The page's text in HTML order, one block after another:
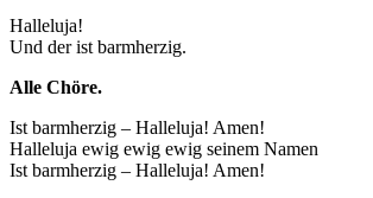
Halleluja!
Und der ist barmherzig.
Alle Chöre.
Ist barmherzig – Halleluja! Amen!
Halleluja ewig ewig ewig seinem Namen
Ist barmherzig – Halleluja! Amen!